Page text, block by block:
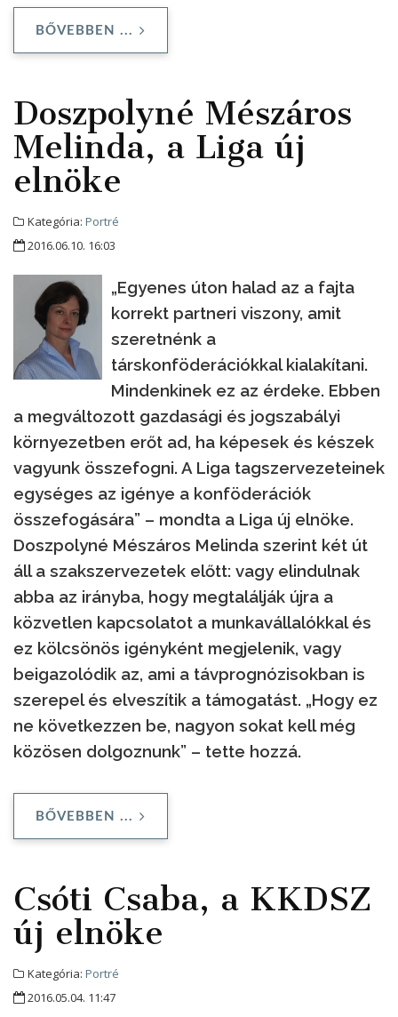
BŐVEBBEN ...
Doszpolyné Mészáros
Melinda, a Liga új
elnöke
Kategória: Portré
2016.06.10. 16:03
„Egyenes úton halad az a fajta
korrekt partneri viszony, amit
szeretnénk a
társkonföderációkkal kialakítani.
Mindenkinek ez az érdeke. Ebben
a megváltozott gazdasági és jogszabályi
környezetben erőt ad, ha képesek és készek
vagyunk összefogni. A Liga tagszervezeteinek
egységes az igénye a konföderációk
összefogására” – mondta a Liga új elnöke.
Doszpolyné Mészáros Melinda szerint két út
áll a szakszervezetek előtt: vagy elindulnak
abba az irányba, hogy megtalálják újra a
közvetlen kapcsolatot a munkavállalókkal és
ez kölcsönös igényként megjelenik, vagy
beigazolódik az, ami a távprognózisokban is
szerepel és elveszítik a támogatást. „Hogy ez
ne következzen be, nagyon sokat kell még
közösen dolgoznunk” – tette hozzá.
BŐVEBBEN ...
Csóti Csaba, a KKDSZ
új elnöke
Kategória: Portré
2016.05.04. 11:47